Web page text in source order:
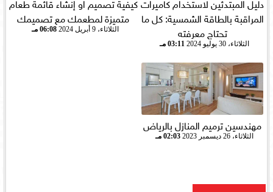
المراقبة بالطاقة الشمسية: كل ما
تحتاج معرفته
الثلاثاء، 30 يوليو 2024 03:11 مـ
متميزة لمطعمك مع تصميمك
الثلاثاء، 9 أبريل 2024 06:08 مـ
مهندسين ترميم المنازل بالرياض
الثلاثاء، 26 ديسمبر 2023 02:03 مـ